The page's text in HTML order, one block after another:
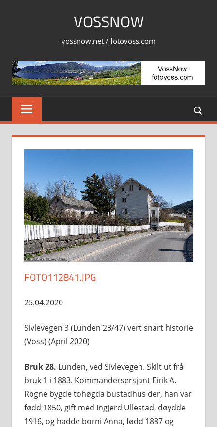
VOSSNOW
vossnow.net / fotovoss.com
FOTO112841.JPG
25.04.2020
Sivlevegen 3 (Lunden 28/47) vert snart historie
(Voss) (April 2020)
Bruk 28. Lunden, ved Sivlevegen. Skilt ut frå
bruk 1 i 1883. Kommandersersjant Eirik A.
Rogne bygde tohøgda bustadhus der, han var
fødd 1850, gift med Ingjerd Ullestad, døydde
1916, og hadde borni Anna, fødd 1887 og